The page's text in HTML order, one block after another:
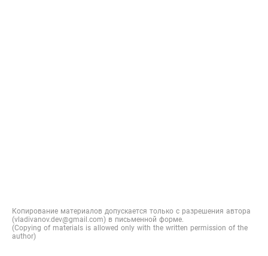
Копирование материалов допускается только с разрешения автора
(vladivanov.dev@gmail.com) в письменной форме.
(Copying of materials is allowed only with the written permission of the
author)